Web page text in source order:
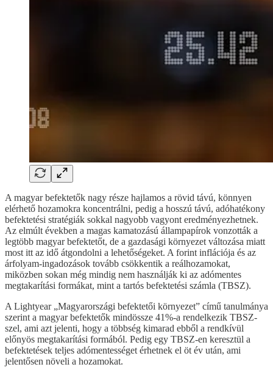
A magyar befektetők nagy része hajlamos a rövid távú, könnyen
elérhető hozamokra koncentrálni, pedig a hosszú távú, adóhatékony
befektetési stratégiák sokkal nagyobb vagyont eredményezhetnek.
Az elmúlt években a magas kamatozású állampapírok vonzották a
legtöbb magyar befektetőt, de a gazdasági környezet változása miatt
most itt az idő átgondolni a lehetőségeket. A forint inflációja és az
árfolyam-ingadozások tovább csökkentik a reálhozamokat,
miközben sokan még mindig nem használják ki az adómentes
megtakarítási formákat, mint a tartós befektetési számla (TBSZ).
A Lightyear „Magyarországi befektetői környezet” című tanulmánya
szerint a magyar befektetők mindössze 41%-a rendelkezik TBSZ-
szel, ami azt jelenti, hogy a többség kimarad ebből a rendkívül
előnyös megtakarítási formából. Pedig egy TBSZ-en keresztül a
befektetések teljes adómentességet érhetnek el öt év után, ami
jelentősen növeli a hozamokat.